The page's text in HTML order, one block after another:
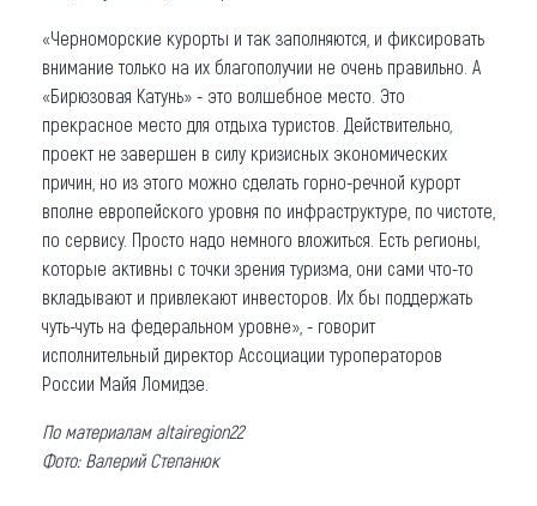
«Черноморские курорты и так заполняются, и фиксировать
внимание только на их благополучии не очень правильно. А
«Бирюзовая Катунь» - это волшебное место. Это
прекрасное место для отдыха туристов. Действительно,
проект не завершен в силу кризисных экономических
причин, но из этого можно сделать горно-речной курорт
вполне европейского уровня по инфраструктуре, по чистоте,
по сервису. Просто надо немного вложиться. Есть регионы,
которые активны с точки зрения туризма, они сами что-то
вкладывают и привлекают инвесторов. Их бы поддержать
чуть-чуть на федеральном уровне», - говорит
исполнительный директор Ассоциации туроператоров
России Майя Ломидзе.
По материалам altairegion22
Фото: Валерий Степанюк